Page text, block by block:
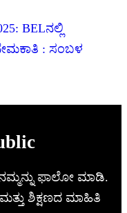
BELನಲ್ಲಿ
: ಸಂಬಳ
ಫಾಲೋ ಮಾಡಿ.
ಶಿಕ್ಷಣದ ಮಾಹಿತಿ